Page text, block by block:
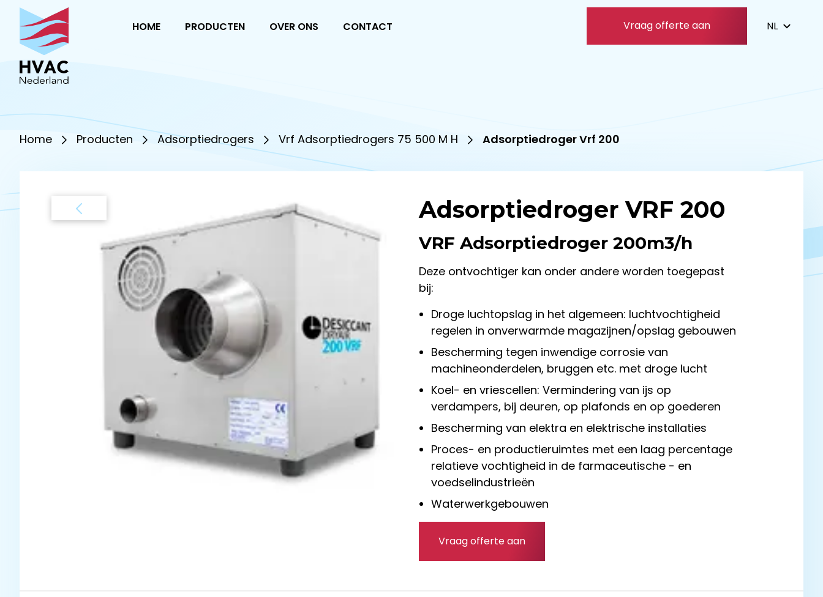
Vraag offerte aan
HOME PRODUCTEN OVER ONS CONTACT
Home Producten Adsorptiedrogers Vrf Adsorptiedrogers 75 500 M H Adsorptiedroger Vrf 200
Adsorptiedroger VRF 200
VRF Adsorptiedroger 200m3/h
Deze ontvochtiger kan onder andere worden toegepast
bij:
Droge luchtopslag in het algemeen: luchtvochtigheid
regelen in onverwarmde magazijnen/opslag gebouwen
Bescherming tegen inwendige corrosie van
machineonderdelen, bruggen etc. met droge lucht
Koel- en vriescellen: Vermindering van ijs op
verdampers, bij deuren, op plafonds en op goederen
Bescherming van elektra en elektrische installaties
Proces- en productieruimtes met een laag percentage
relatieve vochtigheid in de farmaceutische - en
voedselindustrieën
Waterwerkgebouwen
Vraag offerte aan